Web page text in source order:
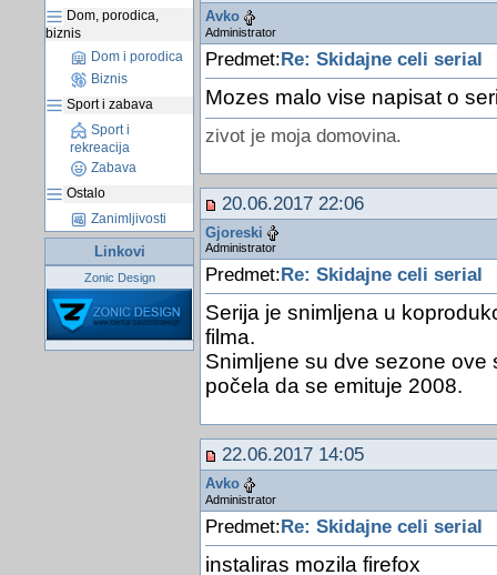
Dom, porodica,
biznis
Dom i porodica
Biznis
Sport i zabava
Sport i
rekreacija
Zabava
Ostalo
Zanimljivosti
Linkovi
Zonic Design
Avko
Administrator
Predmet:Re: Skidajne celi serial
Mozes malo vise napisat o
zivot je moja domovina.
20.06.2017 22:06
Gjoreski
Administrator
Predmet: Re: Skidajne celi serial
Serija je snimljena u
filma.
Snimljene su dve sezone ove
počela da se emituje 2008.
22.06.2017 14:05
Avko
Administrator
Predmet:Re: Skidajne celi serial
instaliras mozila firefox